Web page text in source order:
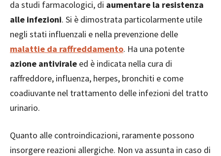
da studi farmacologici, di aumentare la resistenza
alle infezioni. Si è dimostrata particolarmente utile
negli stati influenzali e nella prevenzione delle
malattie da raffreddamento. Ha una potente
azione antivirale ed è indicata nella cura di
raffreddore, influenza, herpes, bronchiti e come
coadiuvante nel trattamento delle infezioni del tratto
urinario.
Quanto alle controindicazioni, raramente possono
insorgere reazioni allergiche. Non va assunta in caso di